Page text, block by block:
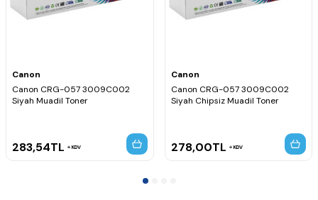
Canon
Canon CRG-057 3009C002
Siyah Muadil Toner
283,54TL KDV
Canon
Canon CRG-057 3009C002
Siyah Chipsiz Muadil Toner
278,00TL KDV